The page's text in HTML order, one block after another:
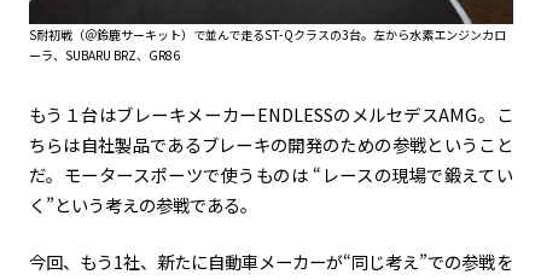
S耐初戦（＠鈴鹿サーキット）で並んで走るST-Qクラスの3台。左から水素エンジンカロ
ーラ、SUBARU BRZ、GR86
もう１台はブレーキメーカーENDLESSのメルセデスAMG。こ
ちらは自社製品であるブレーキの開発のための参戦ということ
だ。モータースポーツで使うものは “レースの現場で鍛えてい
く”という考えの参戦である。
今回、もう1社、新たに自動車メーカーが“同じ考え”での参戦を